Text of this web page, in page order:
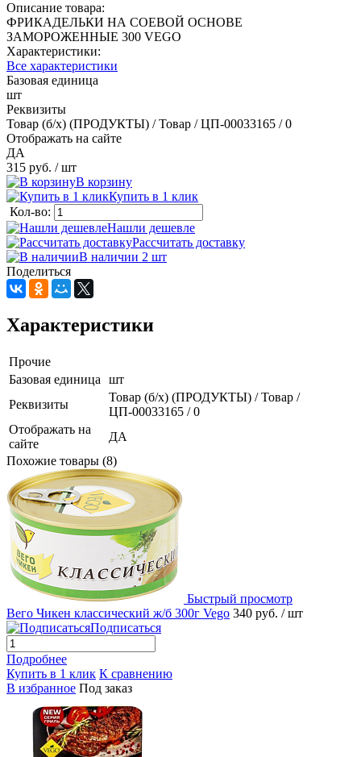
Описание товара:
ФРИКАДЕЛЬКИ НА СОЕВОЙ ОСНОВЕ
ЗАМОРОЖЕННЫЕ 300 VEGO
Характеристики:
Все характеристики
Базовая единица
шт
Реквизиты
Товар (б/х) (ПРОДУКТЫ) / Товар / ЦП-00033165 / 0
Отображать на сайте
ДА
315 руб. / шт
В корзину
Купить в 1 клик
Кол-во:
Нашли дешевле
Рассчитать доставку
В наличии 2 шт
Поделиться
Характеристики
Прочие
Базовая единица
шт
Реквизиты
Товар (б/х) (ПРОДУКТЫ) / Товар /
ЦП-00033165 / 0
Отображать на
сайте
ДА
Похожие товары (8)
Быстрый просмотр
Вего Чикен классический ж/б 300г Vego 340 руб. / шт
Подписаться
Подробнее
Купить в 1 клик К сравнению
В избранное Под заказ